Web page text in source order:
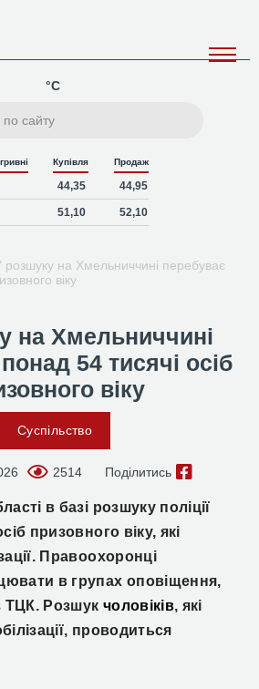
°C
Купівля Продаж
44,35 44,95
51,10 52,10
розшуку на Хмельниччині перебуває
віку
на Хмельниччині
54 тисячі осіб
віку
Суспільство
2514 Поділитись
в базі розшуку поліції
призовного віку, які
Правоохоронці
в групах оповіщення,
ТЦК. Розшук чоловіків, які
проводиться